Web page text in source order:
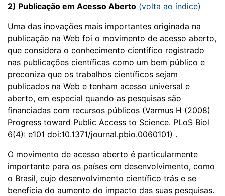
2) Publicação em Acesso Aberto (volta ao índice)
Uma das inovações mais importantes originada na
publicação na Web foi o movimento de acesso aberto,
que considera o conhecimento científico registrado
nas publicações científicas como um bem público e
preconiza que os trabalhos científicos sejam
publicados na Web e tenham acesso universal e
aberto, em especial quando as pesquisas são
financiadas com recursos públicos (Varmus H (2008)
Progress toward Public Access to Science. PLoS Biol
6(4): e101 doi:10.1371/journal.pbio.0060101) .
O movimento de acesso aberto é particularmente
importante para os países em desenvolvimento, como
o Brasil, cujo desenvolvimento científico trás e se
beneficia do aumento do impacto das suas pesquisas.